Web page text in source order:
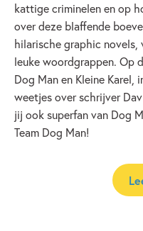
kattige criminelen en op
over deze blaffende
hilarische graphic novels,
leuke woordgrappen. Op
Dog Man en Kleine Karel,
weetjes over schrijver
jij ook superfan van Dog
Team Dog Man!